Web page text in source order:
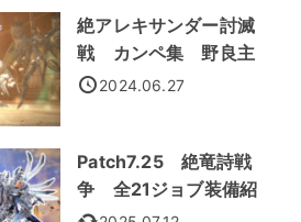
絶アレキサンダー討滅
戦 カンペ集 野良主
流処理法
2024.06.27
Patch7.25 絶竜詩戦
争 全21ジョブ装備紹
介